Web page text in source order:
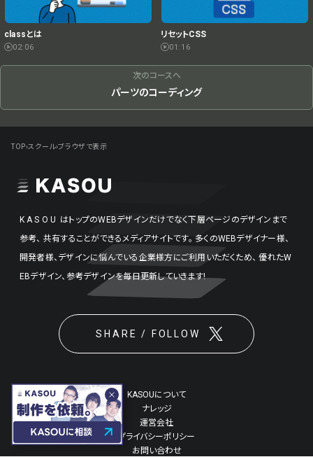
classとは
02:06
リセットCSS
01:16
次のコースへ
パーツのコーディング
TOP›スクール›ブラウザで表示
KASOU はトップのWEBデザインだけでなく下層ページのデザインまで
参考、 共有することができるメディアサイトです。 多くのWEBデザイナー様、
開発者様、デザインに悩んでいる企業様方にご利用いただくため、 優れたW
EBデザイン、参考デザインを毎日更新していきます!
SHARE / FOLLOW
KASOUについて
ナレッジ
運営会社
プライバシーポリシー
お問い合わせ